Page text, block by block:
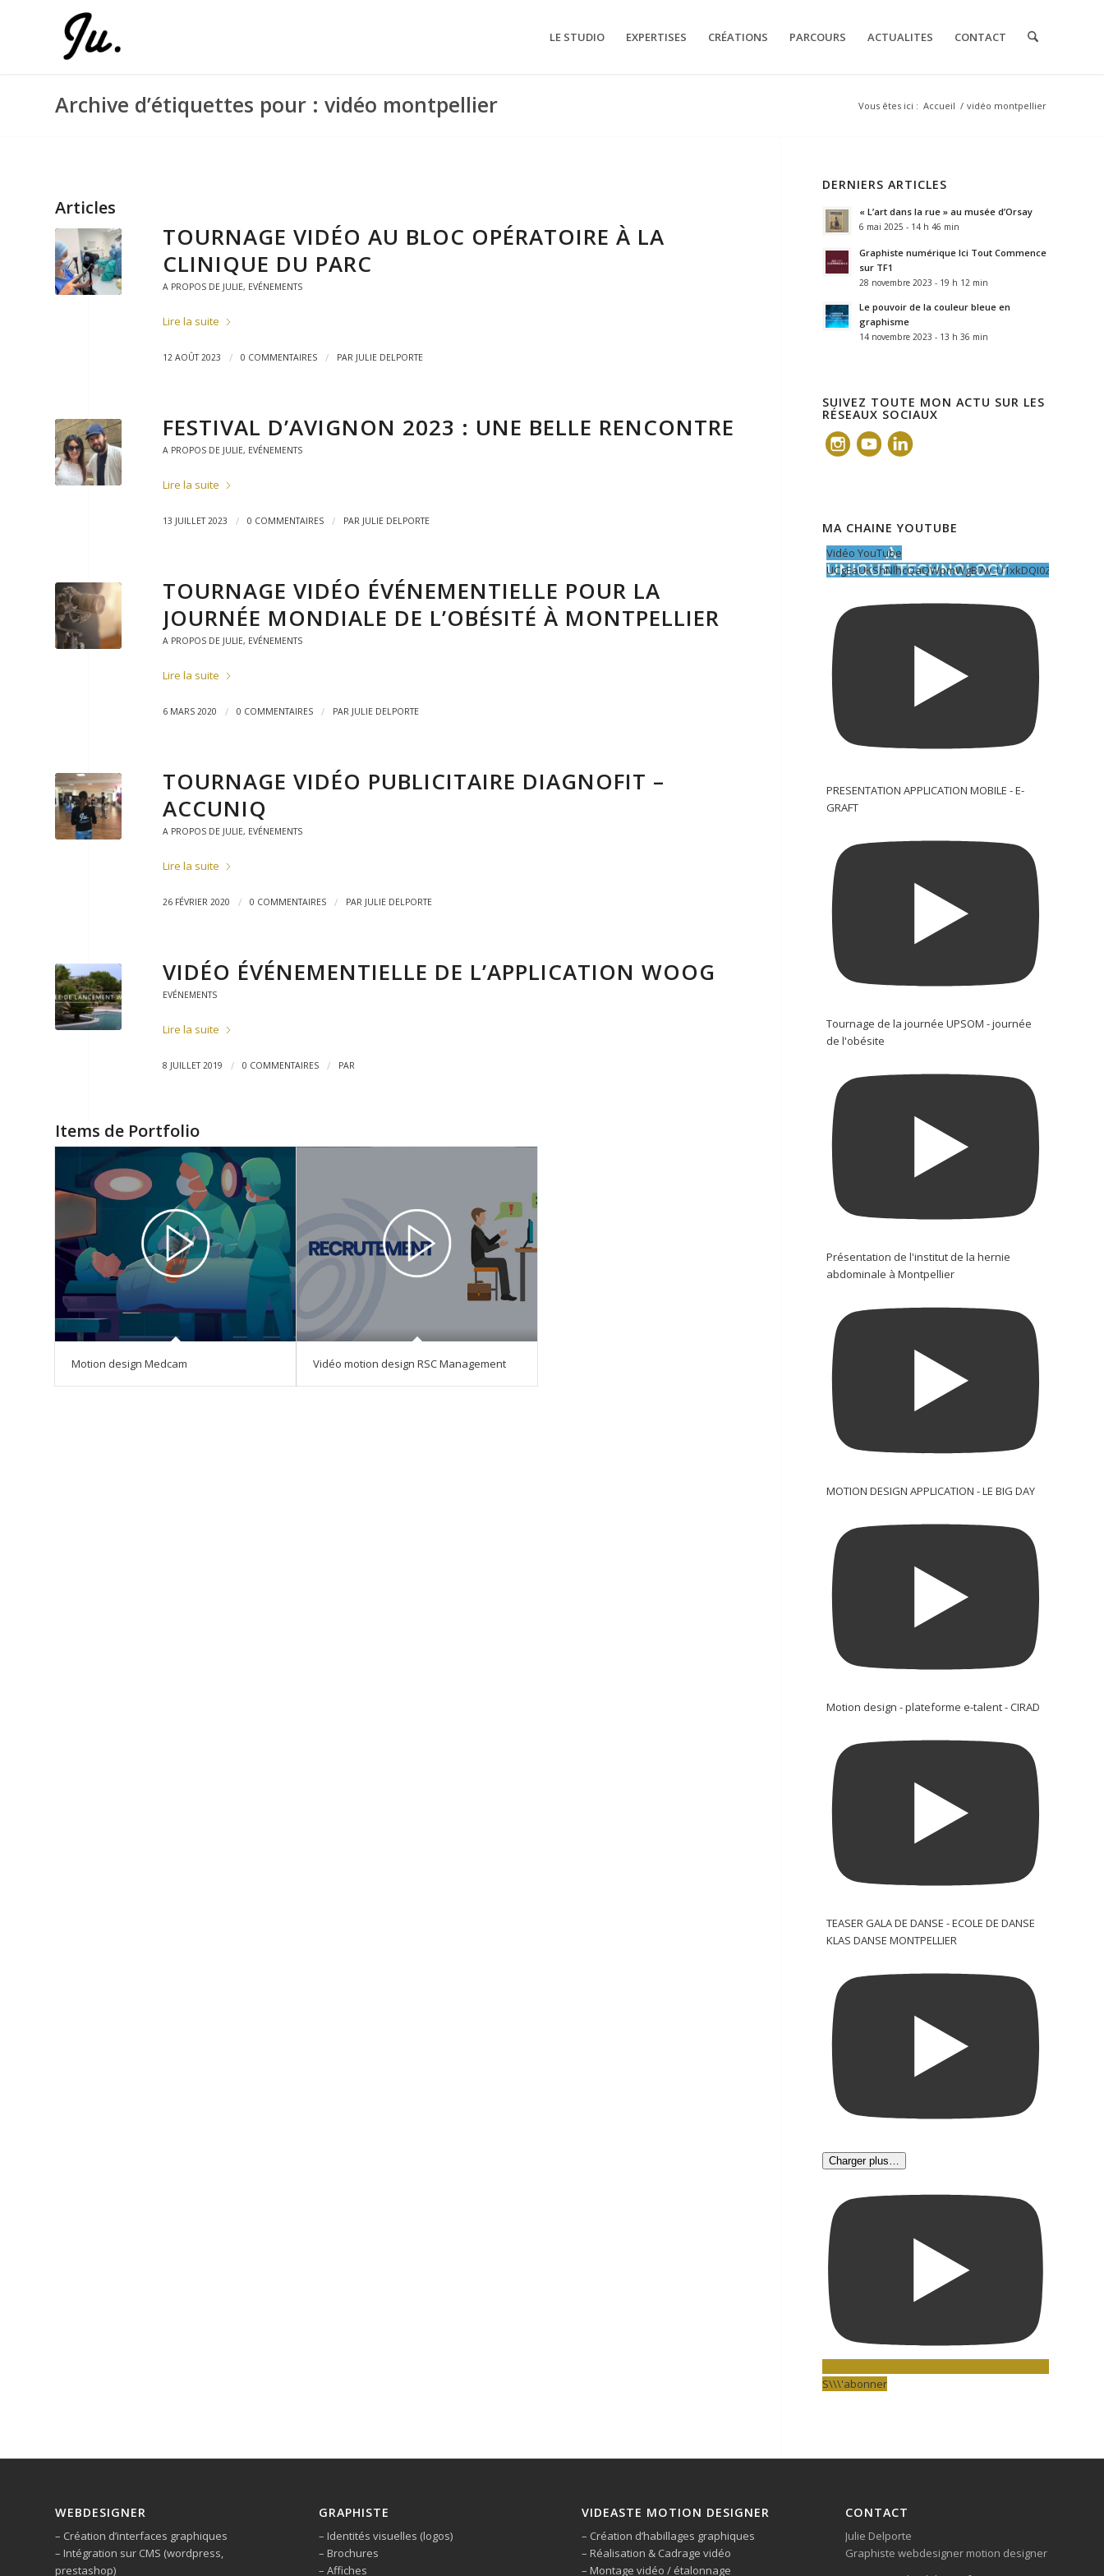
LE STUDIO EXPERTISES CRÉATIONS PARCOURS ACTUALITES CONTACT
Archive d’étiquettes pour : vidéo montpellier Vous êtes ici : Accueil / vidéo montpellier
Articles
TOURNAGE VIDÉO AU BLOC OPÉRATOIRE À LA
CLINIQUE DU PARC
A PROPOS DE JULIE, EVÉNEMENTS
Lire la suite
12 AOÛT 2023 / 0 COMMENTAIRES / PAR JULIE DELPORTE
FESTIVAL D’AVIGNON 2023 : UNE BELLE RENCONTRE
A PROPOS DE JULIE, EVÉNEMENTS
Lire la suite
13 JUILLET 2023 / 0 COMMENTAIRES / PAR JULIE DELPORTE
TOURNAGE VIDÉO ÉVÉNEMENTIELLE POUR LA
JOURNÉE MONDIALE DE L’OBÉSITÉ À MONTPELLIER
A PROPOS DE JULIE, EVÉNEMENTS
Lire la suite
6 MARS 2020 / 0 COMMENTAIRES / PAR JULIE DELPORTE
TOURNAGE VIDÉO PUBLICITAIRE DIAGNOFIT –
ACCUNIQ
A PROPOS DE JULIE, EVÉNEMENTS
Lire la suite
26 FÉVRIER 2020 / 0 COMMENTAIRES / PAR JULIE DELPORTE
VIDÉO ÉVÉNEMENTIELLE DE L’APPLICATION WOOG
EVÉNEMENTS
Lire la suite
8 JUILLET 2019 / 0 COMMENTAIRES / PAR
Items de Portfolio
Motion design Medcam Vidéo motion design RSC Management
DERNIERS ARTICLES
« L’art dans la rue » au musée d’Orsay
6 mai 2025 - 14 h 46 min
Graphiste numérique Ici Tout Commence
sur TF1
28 novembre 2023 - 19 h 12 min
Le pouvoir de la couleur bleue en
graphisme
14 novembre 2023 - 13 h 36 min
SUIVEZ TOUTE MON ACTU SUR LES
RÉSEAUX SOCIAUX
MA CHAINE YOUTUBE
Vidéo YouTube
UCgEaUKShNlhcQaQWpmWgB7w_U1xkDQI0ZOY
PRESENTATION APPLICATION MOBILE - E-
GRAFT
Tournage de la journée UPSOM - journée
de l'obésite
Présentation de l'institut de la hernie
abdominale à Montpellier
MOTION DESIGN APPLICATION - LE BIG DAY
Motion design - plateforme e-talent - CIRAD
TEASER GALA DE DANSE - ECOLE DE DANSE
KLAS DANSE MONTPELLIER
Charger plus…
S\\\'abonner
WEBDESIGNER
– Création d’interfaces graphiques
– Intégration sur CMS (wordpress,
prestashop)
GRAPHISTE
– Identités visuelles (logos)
– Brochures
– Affiches
VIDEASTE MOTION DESIGNER
– Création d’habillages graphiques
– Réalisation & Cadrage vidéo
– Montage vidéo / étalonnage
CONTACT
Julie Delporte
Graphiste webdesigner motion designer